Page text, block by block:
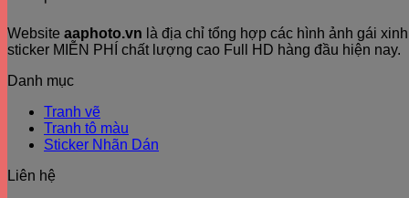
Website aaphoto.vn là địa chỉ tổng hợp các hình ảnh gái
sticker MIỄN PHÍ chất lượng cao Full HD hàng đầu hiện nay.
Danh mục
Tranh vẽ
Tranh tô màu
Sticker Nhãn Dán
Liên hệ